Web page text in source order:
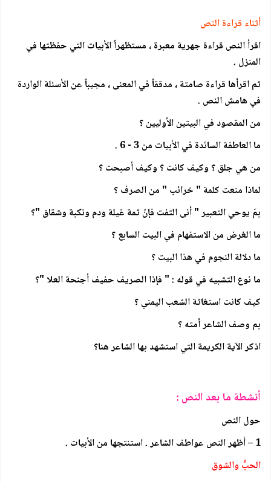
أثناء قراءة النص
اقرأ النص قراءة جهرية معبرة ، مستظهراً الأبيات التي حفظتها في
المنزل .
ثم اقرأها قراءة صامتة ، مدققاً في المعنى ، مجيباً عن الأسئلة الواردة
في هامش النص .
من المقصود في البيتين الأوليين ؟
ما العاطفة السائدة في الأبيات من 3 - 6 .
من هي جلق ؟ وكيف كانت ؟ وكيف أصبحت ؟
لماذا منعت كلمة " خرائب " من الصرف ؟
بمَ يوحي التعبير " أنى التفت فإنّ ثمة غيلة ودم ونكبة وشقاق "؟
ما الغرض من الاستفهام في البيت السابع ؟
ما دلالة النجوم في هذا البيت ؟
ما نوع التشبيه في قوله : " فإذا الصريف حفيف أجنحة العلا "؟
كيف كانت استغاثة الشعب اليمني ؟
بم وصف الشاعر أمته ؟
اذكر الآية الكريمة التي استشهد بها الشاعر هنا؟
أنشطة ما بعد النص :
حول النص
1 – أظهر النص عواطف الشاعر . استنتجها من الأبيات .
الحبُّ والشوق